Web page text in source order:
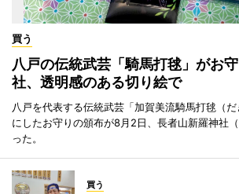
買う
八戸の伝統武芸「騎馬打毬」がお
社、透明感のある切り絵で
八戸を代表する伝統武芸「加賀美流騎馬打毬（
にしたお守りの頒布が8月2日、長者山新羅神社
った。
買う